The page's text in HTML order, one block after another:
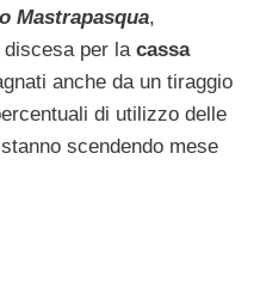
Mastrapasqua,
discesa per la cassa
anche da un tiraggio
di utilizzo delle
scendendo mese